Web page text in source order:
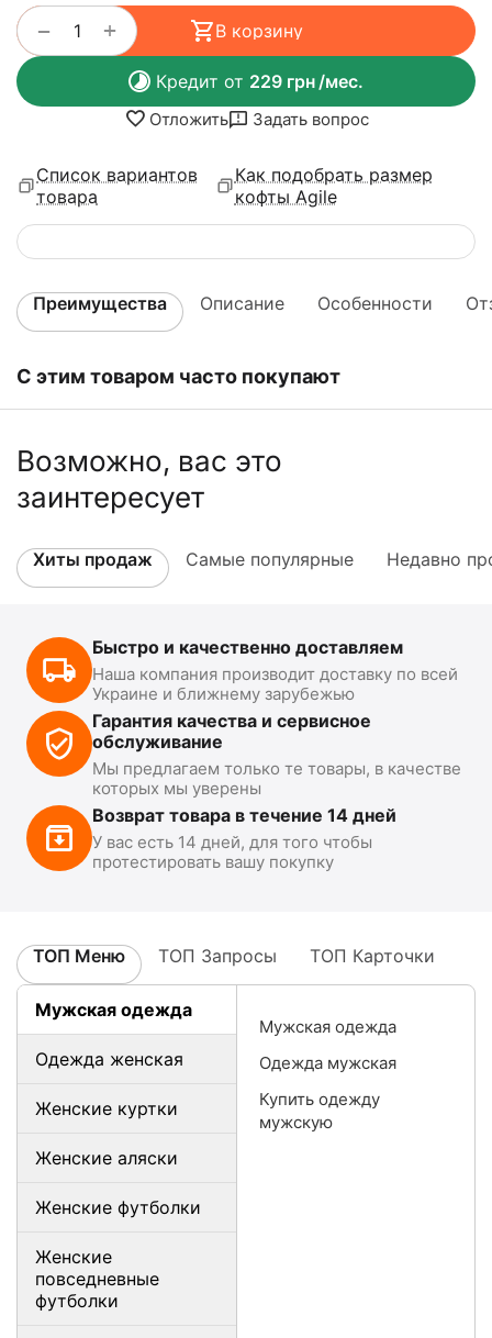
+
− В корзину
Кредит от 229 грн/мес.
Отложить Задать вопрос
Список вариантов
товара
Как подобрать размер
кофты Agile
Преимущества Описание Особенности
С этим товаром часто покупают
Возможно, вас это
заинтересует
Хиты продаж Самые популярные Недавно
Быстро и качественно доставляем
Наша компания производит доставку по всей
Украине и ближнему зарубежью
Гарантия качества и сервисное
обслуживание
Мы предлагаем только те товары, в качестве
которых мы уверены
Возврат товара в течение 14 дней
У вас есть 14 дней, для того чтобы
протестировать вашу покупку
ТОП Меню ТОП Запросы ТОП Карточки
Мужская одежда
Одежда женская
Женские куртки
Женские аляски
Женские футболки
Женские
повседневные
футболки
Мужская одежда
Одежда мужская
Купить одежду
мужскую